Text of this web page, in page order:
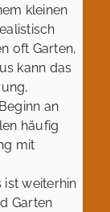
kleinen
oft Garten,
kann das
an
häufig
mit
weiterhin
Garten